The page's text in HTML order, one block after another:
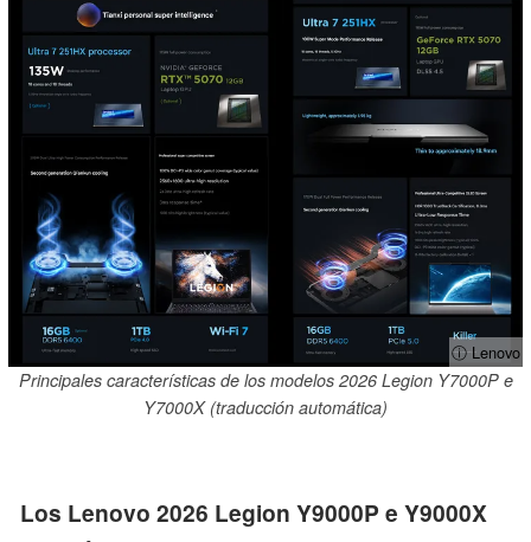
ⓘ Lenovo
Principales características de los modelos 2026 Legion Y7000P e
Y7000X (traducción automática)
Los Lenovo 2026 Legion Y9000P e Y9000X